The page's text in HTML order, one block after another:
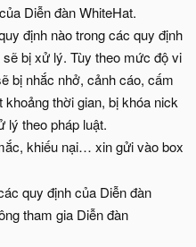
Diễn đàn WhiteHat.
định nào trong các quy định
bị xử lý. Tùy theo mức độ vi
bị nhắc nhở, cảnh cáo, cấm
thời gian, bị khóa nick
lý theo pháp luật.
khiếu nại… xin gửi vào box
quy định của Diễn đàn
tham gia Diễn đàn